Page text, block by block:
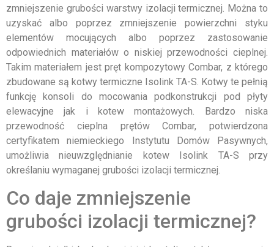
zmniejszenie grubości warstwy izolacji termicznej. Można to
uzyskać albo poprzez zmniejszenie powierzchni styku
elementów mocujących albo poprzez zastosowanie
odpowiednich materiałów o niskiej przewodności cieplnej.
Takim materiałem jest pręt kompozytowy Combar, z którego
zbudowane są kotwy termiczne Isolink TA-S. Kotwy te pełnią
funkcję konsoli do mocowania podkonstrukcji pod płyty
elewacyjne jak i kotew montażowych. Bardzo niska
przewodność cieplna prętów Combar, potwierdzona
certyfikatem niemieckiego Instytutu Domów Pasywnych,
umożliwia nieuwzględnianie kotew Isolink TA-S przy
określaniu wymaganej grubości izolacji termicznej.
Co daje zmniejszenie
grubości izolacji termicznej?